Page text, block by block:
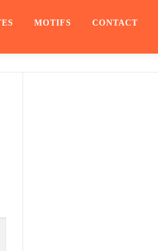
MOTIFS CONTACT